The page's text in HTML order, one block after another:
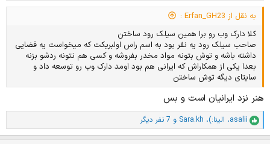
به نقل از Erfan_GH23 :
کلا دارک وب رو برا همین سیلک رود ساختن
صاحب سیلک رود یه نفر بود به اسم راس اولبریکت که میخواست یه فضایی
داشته باشه و توش بتونه مواد مخدر بفروشه و کسی هم نتونه ردشو بزنه
بعدا یکی از همکاراش که ایرانی هم بود اومد دارک وب رو توسعه داد و
سایتای دیگه توش ساختن
هنر نزد ایرانیان است و بس
ا
م
asalii، الینا:)، Sara.kh و 7 نفر دیگر